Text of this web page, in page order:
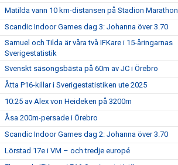
Matilda vann 10 km-distansen på Stadion Marathon
Scandic Indoor Games dag 3: Johanna över 3.70
Samuel och Tilda är våra två IFKare i 15-åringarnas
Sverigestatistik
Svenskt säsongsbästa på 60m av JC i Örebro
Åtta P16-killar i Sverigestatistiken ute 2025
10:25 av Alex von Heideken på 3200m
Åsa 200m-persade i Örebro
Scandic Indoor Games dag 2: Johanna över 3.70
Lörstad 17e i VM – och tredje europé